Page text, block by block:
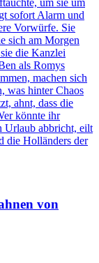
sofort Alarm und
Vorwürfe. Sie
sich am Morgen
die Kanzlei
als Romys
machen sich
was hinter Chaos
ahnt, dass die
könnte ihr
Urlaub abbricht, eilt
die Holländers der
von